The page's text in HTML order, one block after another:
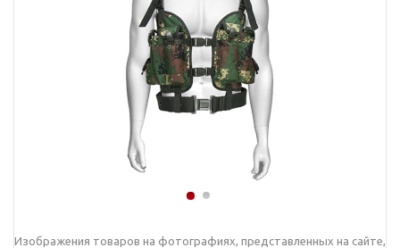
Изображения товаров на фотографиях, представленных на сайте,